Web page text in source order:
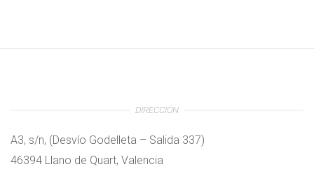
DIRECCIÓN
A3, s/n, (Desvío Godelleta – Salida 337)
46394 Llano de Quart, Valencia